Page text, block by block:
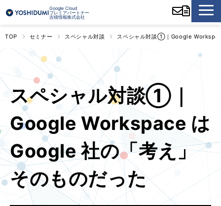
Google Cloud
プレミアパートナー
吉積情報株式会社
TOP セミナー スペシャル対談 スペシャル対談①｜Google
スペシャル対談①｜
Google Workspace は
Google 社の「考え」
そのものだった